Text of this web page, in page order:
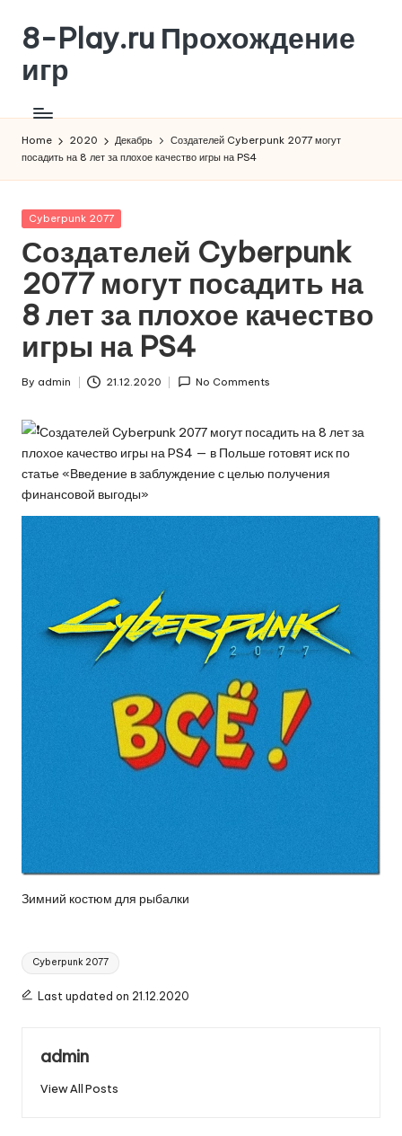
Skip
content
8-Play.ru Прохождение
игр
Home 2020 Декабрь
Создателей Cyberpunk 2077 могут
посадить на 8 лет за плохое качество игры на PS4
Posted
Cyberpunk 2077
Создателей Cyberpunk
2077 могут посадить на
8 лет за плохое качество
игры на PS4
Posted
By admin 21.12.2020 No Comments
Создателей Cyberpunk 2077 могут посадить на 8 лет за
плохое качество игры на PS4 — в Польше готовят иск по
статье «Введение в заблуждение с целью получения
финансовой выгоды»
Зимний костюм для рыбалки
Tags:
Cyberpunk 2077
Last updated on 21.12.2020
admin
View All Posts